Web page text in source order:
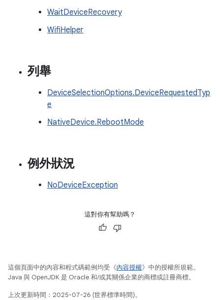
WaitDeviceRecovery
WifiHelper
列舉
DeviceSelectionOptions.DeviceRequestedTyp
e
NativeDevice.RebootMode
例外狀況
NoDeviceException
這對你有幫助嗎？
這個頁面中的內容和程式碼範例均受《內容授權》中的授權所規範。
Java 與 OpenJDK 是 Oracle 和/或其關係企業的商標或註冊商標。
上次更新時間：2025-07-26 (世界標準時間)。